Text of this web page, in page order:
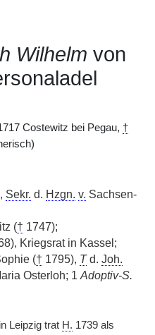
Wilhelm von
Costewitz bei Pegau, †
Sekr. d. Hzgn. v. Sachsen-
(† 1747);
Kriegsrat in Kassel;
(† 1795), Td. Joh.
Osterloh; 1 Adoptiv-S.
Leipzig trat H. 1739 als